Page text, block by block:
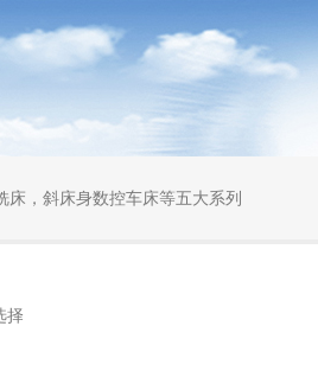
，斜床身数控车床等五大系列
择